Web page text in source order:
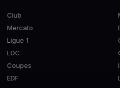
Club
Mercato
Ligue 1
LDC
Coupes
EDF